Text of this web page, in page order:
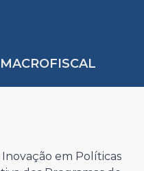
em Políticas